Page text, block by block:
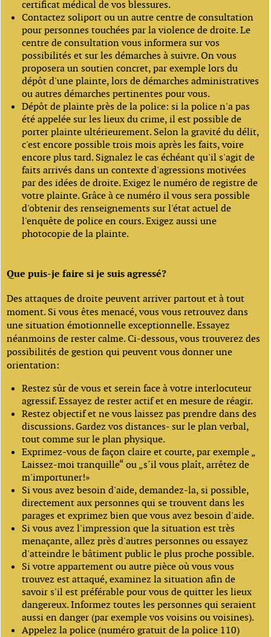
certificat médical de vos blessures.
Contactez soliport ou un autre centre de consultation
pour personnes touchées par la violence de droite. Le
centre de consultation vous informera sur vos
possibilités et sur les démarches à suivre. On vous
proposera un soutien concret, par exemple lors du
dépôt d'une plainte, lors de démarches administratives
ou autres démarches pertinentes pour vous.
Dépôt de plainte près de la police: si la police n'a pas
été appelée sur les lieux du crime, il est possible de
porter plainte ultérieurement. Selon la gravité du délit,
c'est encore possible trois mois après les faits, voire
encore plus tard. Signalez le cas échéant qu'il s'agit de
faits arrivés dans un contexte d'agressions motivées
par des idées de droite. Exigez le numéro de registre de
votre plainte. Grâce à ce numéro il vous sera possible
d'obtenir des renseignements sur l'état actuel de
l'enquête de police en cours. Exigez aussi une
photocopie de la plainte.
Que puis-je faire si je suis agressé?
Des attaques de droite peuvent arriver partout et à tout
moment. Si vous êtes menacé, vous vous retrouvez dans
une situation émotionnelle exceptionnelle. Essayez
néanmoins de rester calme. Ci-dessous, vous trouverez des
possibilités de gestion qui peuvent vous donner une
orientation:
Restez sûr de vous et serein face à votre interlocuteur
agressif. Essayez de rester actif et en mesure de réagir.
Restez objectif et ne vous laissez pas prendre dans des
discussions. Gardez vos distances- sur le plan verbal,
tout comme sur le plan physique.
Exprimez-vous de façon claire et courte, par exemple „
Laissez-moi tranquille“ ou „s´il vous plaît, arrêtez de
m'importuner!»
Si vous avez besoin d'aide, demandez-la, si possible,
directement aux personnes qui se trouvent dans les
parages et exprimez bien que vous avez besoin d'aide.
Si vous avez l'impression que la situation est très
menaçante, allez près d'autres personnes ou essayez
d'atteindre le bâtiment public le plus proche possible.
Si votre appartement ou autre pièce où vous vous
trouvez est attaqué, examinez la situation afin de
savoir s'il est préférable pour vous de quitter les lieux
dangereux. Informez toutes les personnes qui seraient
aussi en danger (par exemple vos voisins ou voisines).
Appelez la police (numéro gratuit de la police 110)